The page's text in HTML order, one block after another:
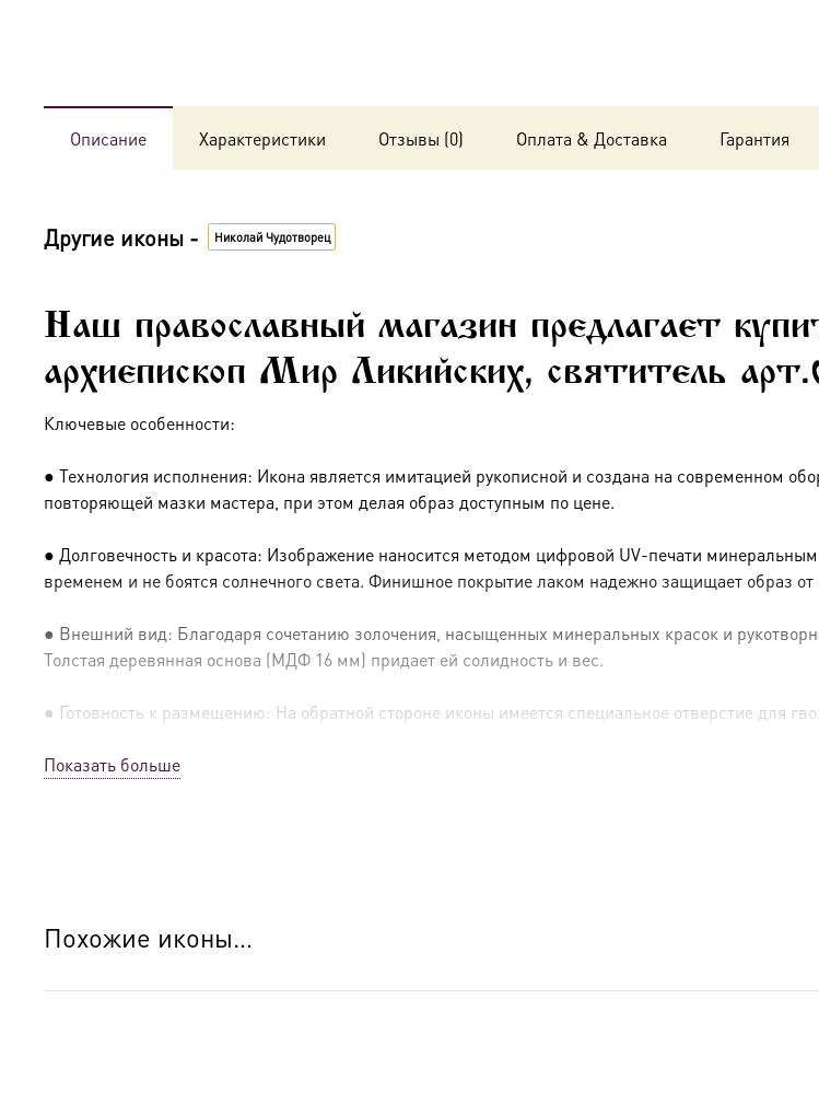
в
Описание Характеристики Отзывы (0) Оплата & Доставка Гарантия
Другие иконы - Николай Чудотворец
Наш православный магазин предлагает
архиепископ Мир Ликийских, святитель
Ключевые особенности:
● Технология исполнения: Икона является имитацией рукописной и создана на современном
повторяющей мазки мастера, при этом делая образ доступным по цене.
● Долговечность и красота: Изображение наносится методом цифровой UV-печати
временем и не боятся солнечного света. Финишное покрытие лаком надежно защищает образ от
● Внешний вид: Благодаря сочетанию золочения, насыщенных минеральных красок и
Толстая деревянная основа (МДФ 16 мм) придает ей солидность и вес.
● Готовность к размещению: На обратной стороне иконы имеется специальное отверстие для
● Освящение: Производство освящено
Показать больше
Похожие иконы…